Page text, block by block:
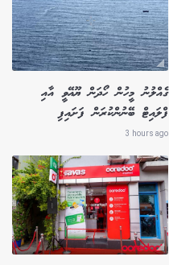
ގެއްލުނު މީހުން ހޯދަން ޔޫއޭވީ އާއި
ފްލައިޓް ބޭނުންކުރަން ފަށައިފި
3 hours ago